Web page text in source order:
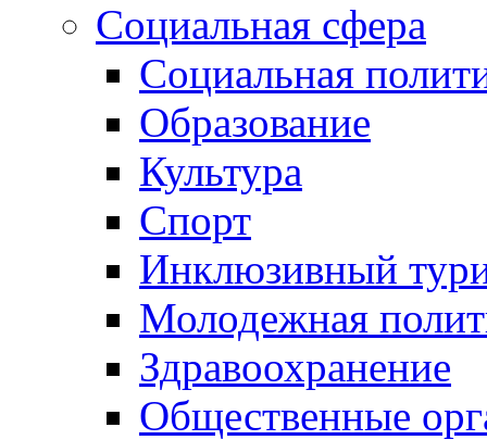
Социальная сфера
Социальная
Образование
Культура
Спорт
Инклюзивный
Молодежная
Здравоохранение
Общественные